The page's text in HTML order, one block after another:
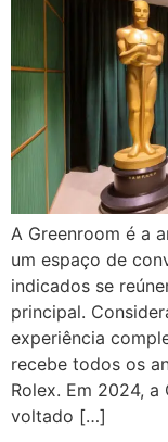
A Greenroom é a
um espaço de
indicados se
principal.
experiência
recebe todos os
Rolex. Em 2024,
voltado […]